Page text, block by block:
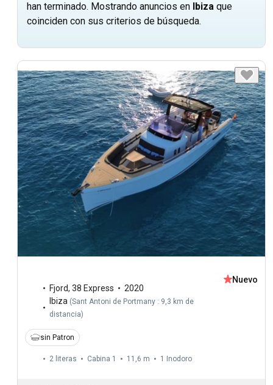
han terminado. Mostrando anuncios en Ibiza que
coinciden con sus criterios de búsqueda.
Fjord, 38 Express
2020
Ibiza (Sant Antoni de Portmany : 9,3 km de
distancia)
Nuevo
sin Patron
2 literas Cabina 1 11,6 m 1 Inodoro